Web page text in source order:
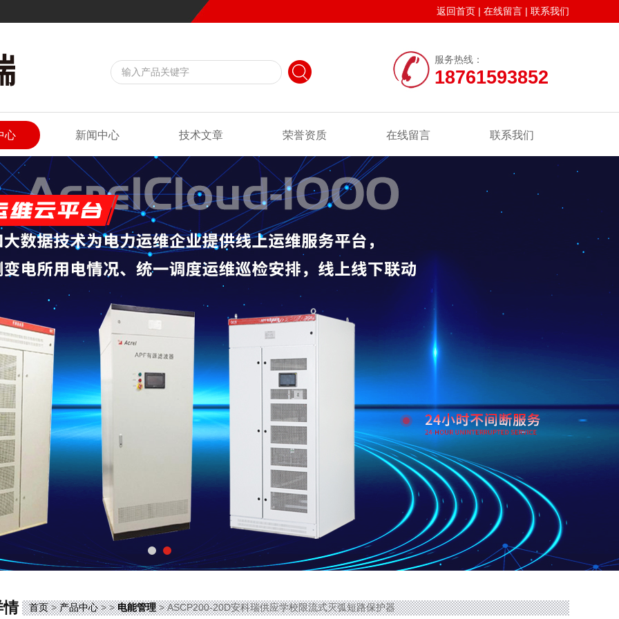
返回首页 | 在线留言 | 联系我们
服务热线：
18761593852
心 新闻中心 技术文章 荣誉资质 在线留言 联系我们
情 首页>产品中心> >电能管理> ASCP200-20D安科瑞供应学校限流式灭弧短路保护器